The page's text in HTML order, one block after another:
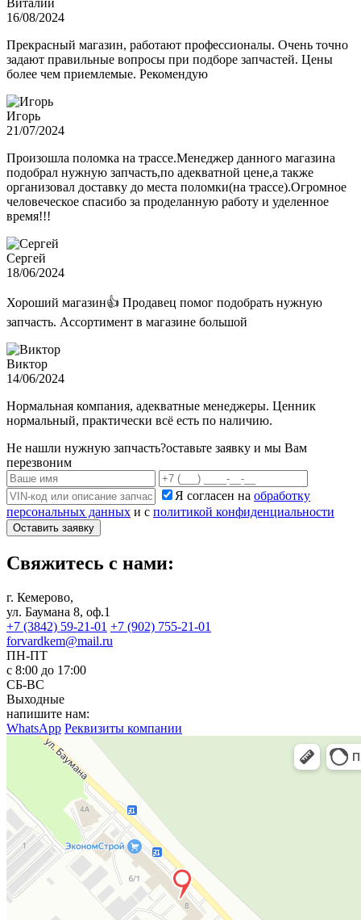
Виталий
16/08/2024
Прекрасный магазин, работают профессионалы. Очень точно
задают правильные вопросы при подборе запчастей. Цены
более чем приемлемые. Рекомендую
Игорь
21/07/2024
Произошла поломка на трассе.Менеджер данного магазина
подобрал нужную запчасть,по адекватной цене,а также
организовал доставку до места поломки(на трассе).Огромное
человеческое спасибо за проделанную работу и уделенное
время!!!
Сергей
18/06/2024
Хороший магазин👍 Продавец помог подобрать нужную
запчасть. Ассортимент в магазине большой
Виктор
14/06/2024
Нормальная компания, адекватные менеджеры. Ценник
нормальный, практически всё есть по наличию.
Не нашли нужную запчасть?оставьте заявку и мы Вам
перезвоним
Я согласен на обработку
персональных данных и с политикой конфиденциальности
Оставить заявку
Свяжитесь с нами:
г. Кемерово,
ул. Баумана 8, оф.1
+7 (3842) 59-21-01 +7 (902) 755-21-01
forvardkem@mail.ru
ПН-ПТ
с 8:00 до 17:00
СБ-ВС
Выходные
напишите нам:
WhatsApp Реквизиты компании